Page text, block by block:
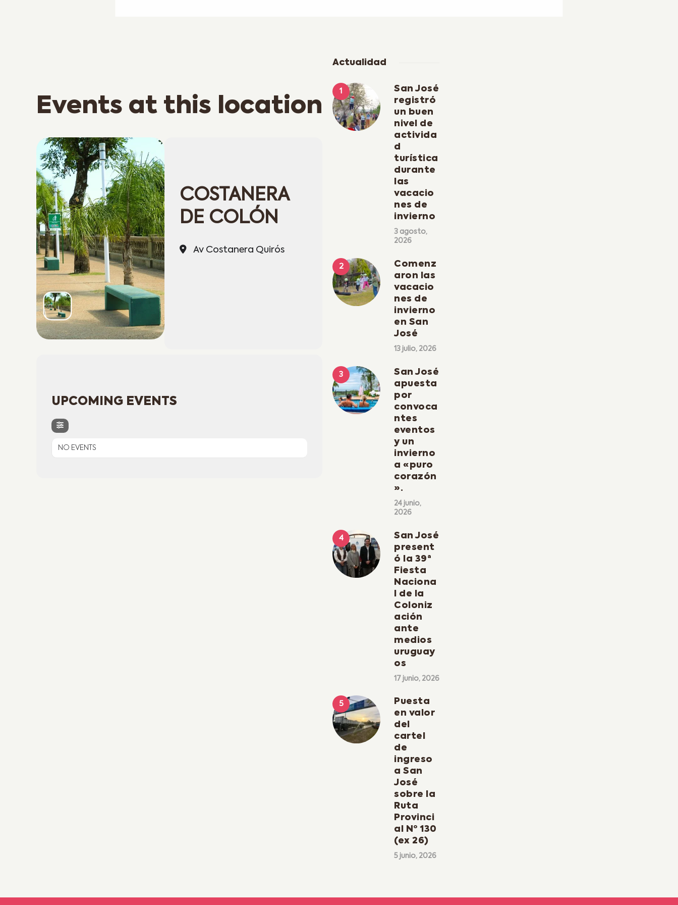
Events at this location
COSTANERA
DE COLÓN
Av Costanera Quirós
UPCOMING EVENTS
NO EVENTS
Actualidad
San José
registró
un buen
nivel de
activida
d
turística
durante
las
vacacio
nes de
invierno
3 agosto,
2026
Comenz
aron las
vacacio
nes de
invierno
en San
José
13 julio, 2026
San José
apuesta
por
convoca
ntes
eventos
y un
invierno
a «puro
corazón
».
24 junio,
2026
San José
present
ó la 39ª
Fiesta
Naciona
l de la
Coloniz
ación
ante
medios
uruguay
os
17 junio, 2026
Puesta
en valor
del
cartel
de
ingreso
a San
José
sobre la
Ruta
Provinci
al Nº 130
(ex 26)
5 junio, 2026